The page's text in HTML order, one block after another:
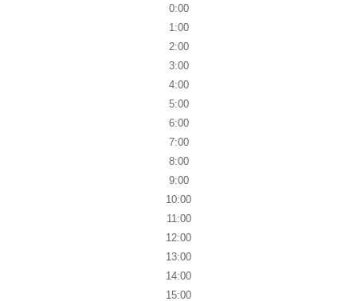
0:00
1:00
2:00
3:00
4:00
5:00
6:00
7:00
8:00
9:00
10:00
11:00
12:00
13:00
14:00
15:00